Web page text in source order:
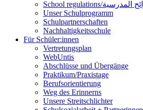
Unser Schulprogramm
Schulpartnerschaften
Nachhaltigkeitsschule
Für Schüler:innen
Vertretungsplan
WebUntis
Abschlüsse und Übergänge
Praktikum/Praxistage
Berufsorientierung
Weg des Erinnerns
Unsere Streitschlichter